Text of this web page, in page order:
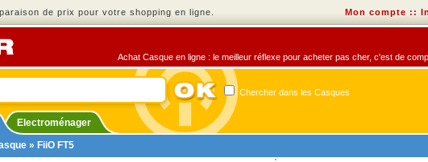
de prix pour votre shopping en ligne. Mon compte ::
Achat Casque en ligne : le meilleur réflexe pour acheter pas cher, c'est de
Chercher dans les Casques
Electroménager
» FiiO FT5